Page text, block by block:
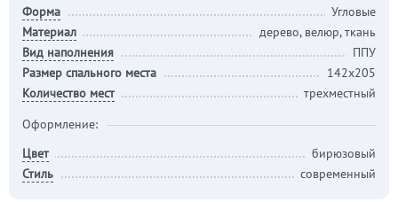
Форма
Угловые
Материал
дерево, велюр, ткань
Вид наполнения
ППУ
Размер спального места
142х205
Количество мест
трехместный
Оформление:
Цвет
бирюзовый
Стиль
современный